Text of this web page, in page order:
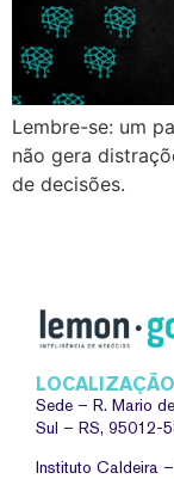
Lembre-se: um
não gera
de decisões.
LOCALIZAÇÃO
Sede – R. Mario
Sul – RS, 95012-
Instituto Caldeira